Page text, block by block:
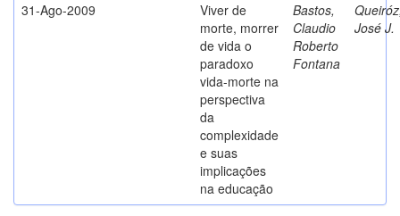
31-Ago-2009
Viver de
morte, morrer
de vida o
paradoxo
vida-morte na
perspectiva
da
complexidade
e suas
implicações
na educação
Bastos,
Claudio
Roberto
Fontana
José J.